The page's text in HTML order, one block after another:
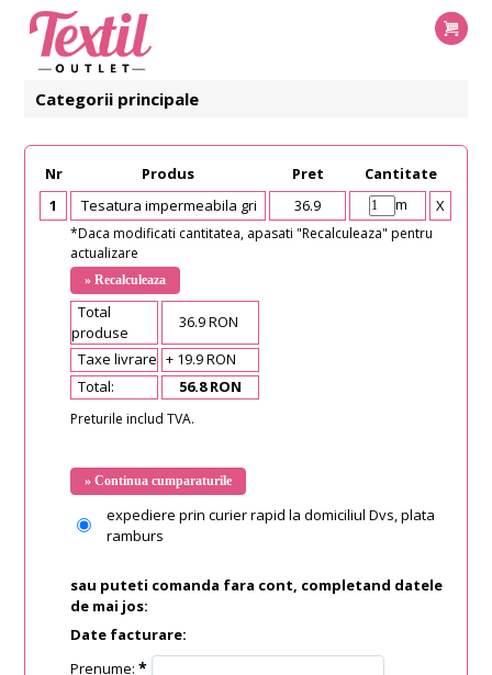
Categorii principale
Nr Produs Pret
Cantitate
1
Tesatura impermeabila gri 36.9 m X
*Daca modificati cantitatea, apasati "Recalculeaza" pentru
actualizare
Total
produse
36.9 RON
Taxe livrare + 19.9 RON
Total:
56.8 RON
Preturile includ TVA.
expediere prin curier rapid la domiciliul Dvs, plata
ramburs
sau puteti comanda fara cont, completand datele
de mai jos:
Date facturare:
Prenume:*